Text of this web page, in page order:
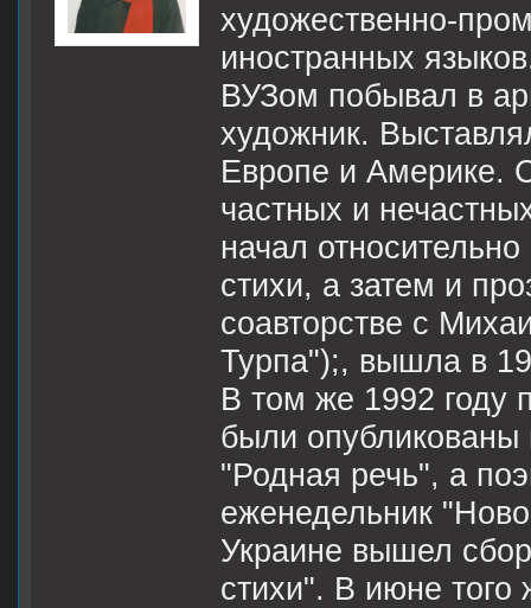
художественно-
иностранных
ВУЗом побывал в
художник.
Европе и Америке.
частных и
начал
стихи, а затем и
соавторстве с
Турпа");, вышла в
В том же 1992 году
были
"Родная речь", а
еженедельник
Украине вышел
стихи". В июне